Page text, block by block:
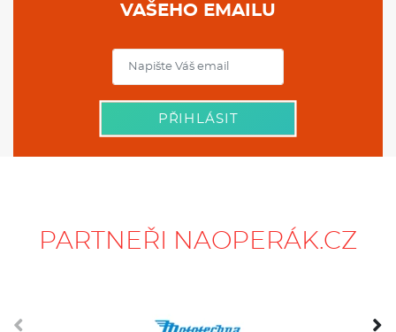
VAŠEHO EMAILU
PŘIHLÁSIT
PARTNEŘI NAOPERÁK.CZ